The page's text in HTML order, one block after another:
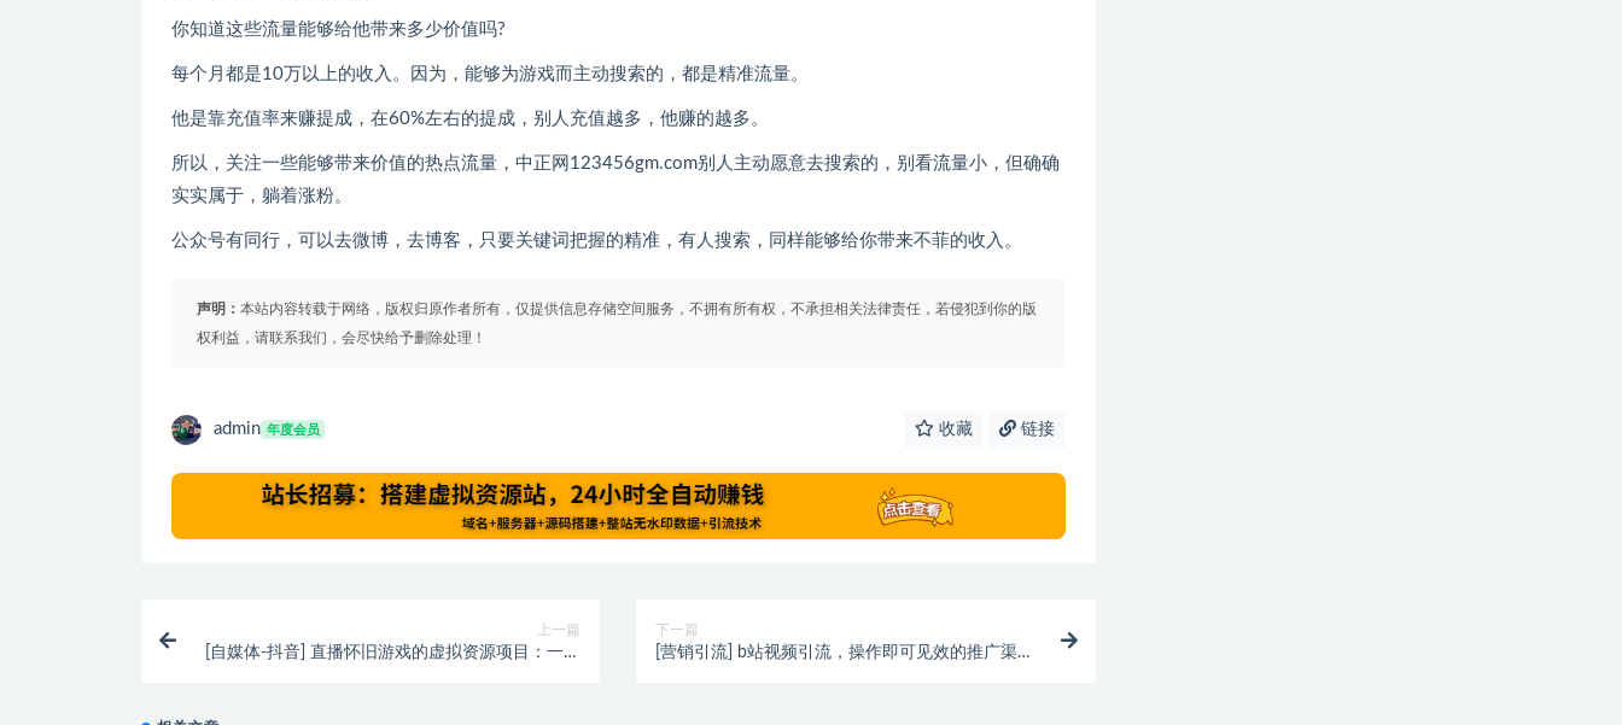
你知道这些流量能够给他带来多少价值吗?
每个月都是10万以上的收入。因为，能够为游戏而主动搜索的，都是精准流量。
他是靠充值率来赚提成，在60%左右的提成，别人充值越多，他赚的越多。
所以，关注一些能够带来价值的热点流量，中正网123456gm.com别人主动愿意去搜索的，别看流量小，但确确
实实属于，躺着涨粉。
公众号有同行，可以去微博，去博客，只要关键词把握的精准，有人搜索，同样能够给你带来不菲的收入。
声明： 本站内容转载于网络，版权归原作者所有，仅提供信息存储空间服务，不拥有所有权，不承担相关法律责任，若侵犯到你的版
权利益，请联系我们，会尽快给予删除处理！
admin 年度会员 收藏 链接
上一篇
[自媒体-抖音] 直播怀旧游戏的虚拟资源项目：一个
下一篇
[营销引流] b站视频引流，操作即可见效的推广渠